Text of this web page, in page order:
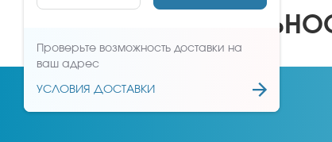
Проверьте возможность доставки на
ваш адрес
УСЛОВИЯ ДОСТАВКИ
ПРОГРАММА